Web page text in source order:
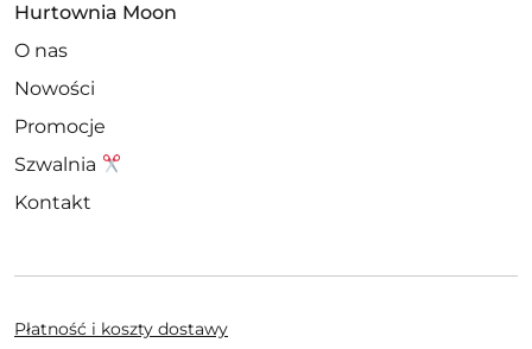
Hurtownia Moon
O nas
Nowości
Promocje
Szwalnia
Kontakt
Płatność i koszty dostawy